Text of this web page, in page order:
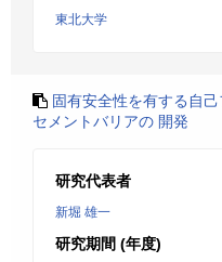
東北大学
固有安全性を有する自
セメントバリアの 開発
研究代表者
新堀 雄一
研究期間 (年度)